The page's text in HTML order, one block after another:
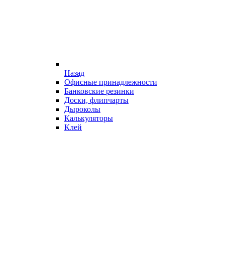
Назад
Офисные принадлежности
Банковские резинки
Доски, флипчарты
Дыроколы
Калькуляторы
Клей